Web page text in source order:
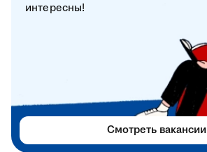
интересны!
Смотреть вакансии